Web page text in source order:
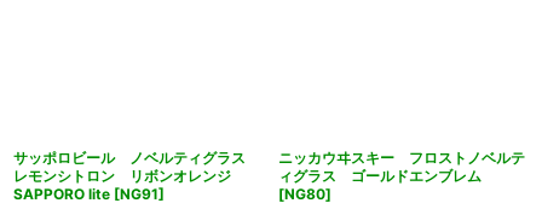
サッポロビール ノベルティグラス
レモンシトロン リボンオレンジ
SAPPORO lite [NG91]
ニッカウヰスキー フロストノベルテ
ィグラス ゴールドエンブレム
[NG80]